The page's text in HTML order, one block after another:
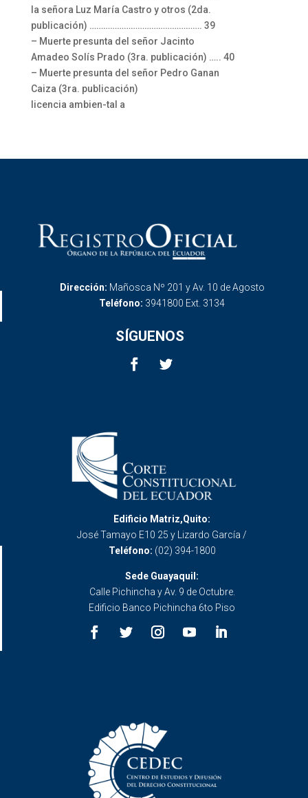
la señora Luz María Castro y otros (2da.
publicación) …………………………………………. 39
– Muerte presunta del señor Jacinto
Amadeo Solís Prado (3ra. publicación) ….. 40
– Muerte presunta del señor Pedro Ganan
Caiza (3ra. publicación)
licencia ambien-tal a
Dirección: Mañosca Nº 201 y Av. 10 de Agosto
Teléfono: 3941800 Ext. 3134
SÍGUENOS
Edificio Matriz,Quito:
José Tamayo E10 25 y Lizardo García /
Teléfono: (02) 394-1800
Sede Guayaquil:
Calle Pichincha y Av. 9 de Octubre.
Edificio Banco Pichincha 6to Piso